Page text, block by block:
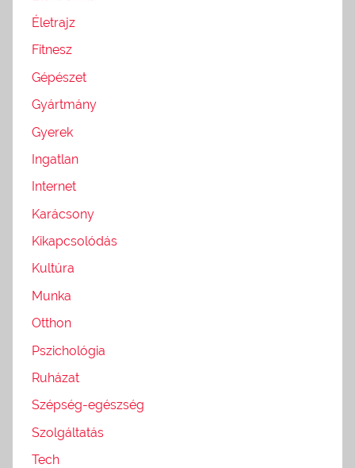
Életrajz
Fitnesz
Gépészet
Gyártmány
Gyerek
Ingatlan
Internet
Karácsony
Kikapcsolódás
Kultúra
Munka
Otthon
Pszichológia
Ruházat
Szépség-egészség
Szolgáltatás
Tech